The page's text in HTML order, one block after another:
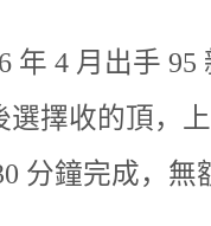
年 4 月出手
選擇收的頂，
分鐘完成，無